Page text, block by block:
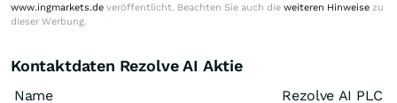
www.ingmarkets.de veröffentlicht. Beachten Sie auch die weiteren Hinweise zu
dieser Werbung.
Kontaktdaten Rezolve AI Aktie
Name
Rezolve AI PLC